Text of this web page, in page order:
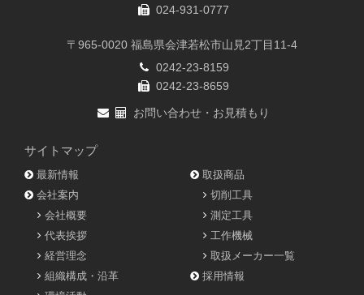
024-931-0777
〒965-0020 福島県会津若松市山見2丁目11-4
0242-23-8159
0242-23-8659
お問い合わせ・お見積もり
サイトマップ
最新情報
会社案内
会社概要
代表挨拶
経営理念
組織構成・沿革
取扱商品
切削工具
測定工具
工作機械
取扱メーカー一覧
採用情報